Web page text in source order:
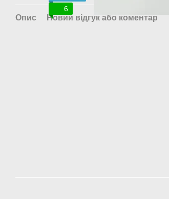
6
Опис Новий відгук або коментар